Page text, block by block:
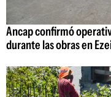
Ancap confirmó
durante las obras en